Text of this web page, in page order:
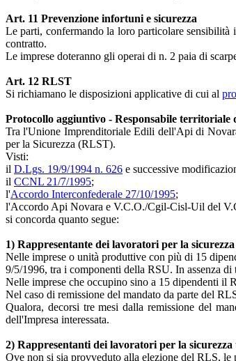
Art. 11 Prevenzione infortuni e sicurezza
Le parti, confermando la loro particolare
contratto.
Le imprese doteranno gli operai di n. 2 paia di
Art. 12 RLST
Si richiamano le disposizioni applicative di cui al
Protocollo aggiuntivo - Responsabile territoriale
Tra l'Unione Imprenditoriale Edili dell'Api di
per la Sicurezza (RLST).
Visti:
il D.Lgs. 19/9/1994 n. 626 e successive
il CCNL 21/7/1995;
l'Accordo Interconfederale 27/10/1995;
l'Accordo Api Novara e V.C.O./Cgil-Cisl-Uil del
si concorda quanto segue:
1) Rappresentante dei lavoratori per la
Nelle imprese o unità produttive con più di 15
9/5/1996, tra i componenti della RSU. In assenza
Nelle imprese che occupino sino a 15 dipendenti il
Nel caso di remissione del mandato da parte del
Qualora, decorsi tre mesi dalla remissione del
dell'Impresa interessata.
2) Rappresentanti dei lavoratori per la
Ove non si sia provveduto alla elezione del RLS,